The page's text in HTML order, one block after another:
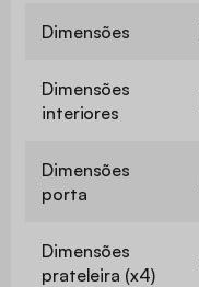
Dimensões
Dimensões
interiores
Dimensões
porta
Dimensões
prateleira (x4)